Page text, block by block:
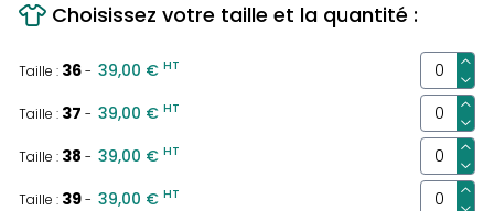
Choisissez votre taille et la quantité :
Taille : 36- 39,00 € HT
Taille : 37 - 39,00 € HT
Taille : 38 - 39,00 € HT
Taille : 39- 39,00 € HT